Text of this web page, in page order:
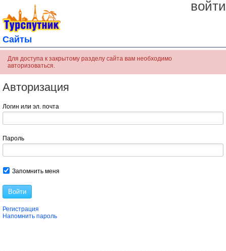
войти
Сайты
Для доступа к закрытому разделу сайта вам необходимо
авторизоваться.
Авторизация
Логин или эл. почта
Пароль
Запомнить меня
Войти
Регистрация
Напомнить пароль